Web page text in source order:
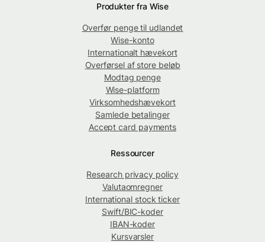
Produkter fra Wise
Overfør penge til udlandet
Wise-konto
Internationalt hævekort
Overførsel af store beløb
Modtag penge
Wise-platform
Virksomhedshævekort
Samlede betalinger
Accept card payments
Ressourcer
Research privacy policy
Valutaomregner
International stock ticker
Swift/BIC-koder
IBAN-koder
Kursvarsler